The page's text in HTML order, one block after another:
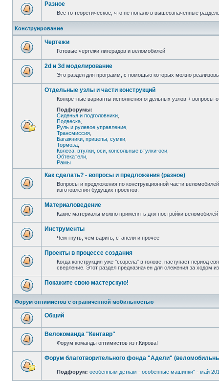
Разное
Все то теоретическое, что не попало в вышеозначенные
Конструирование
Чертежи
Готовые чертежи лигерадов и веломобилей
2d и 3d моделирование
Это раздел для программ, с помощью которых можно
Отдельные узлы и части конструкций
Конкретные варианты исполнения отдельных узлов + вопросы-
Подфорумы:
Сиденья и подголовники
Подвеска
Руль и рулевое управление
Трансмиссия
Багажники, прицепы, сумки
Тормоза
Колеса, втулки, оси, консольные втулки-оси
Обтекатели
Рамы
Как сделать? - вопросы и предложения (разное)
Вопросы и предложения по конструкционной части
изготовления будущих проектов.
Материаловедение
Какие материалы можно применять для постройки
Инструменты
Чем гнуть, чем варить, стапели и прочее
Проекты в процессе создания
Когда конструкция уже "созрела" в голове, наступает период
сверление. Этот раздел предназначен для слежения за ходом
Покажите свою мастерскую!
Форум оптимистов с ограниченной мобильностью
Общий
Велокоманда "Кентавр"
Форум команды оптимистов из г.Кирова!
Форум благотворительного фонда "Адели"
Подфорум: особенным деткам - особенные машинки" - май